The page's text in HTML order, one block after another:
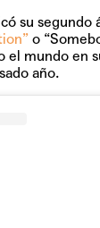
su segundo
o
el mundo en
año.